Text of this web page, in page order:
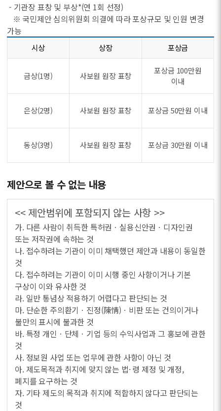
- 기관장 표창 및 부상*(연 1회 선정)
※ 국민제안 심의위원회 의결에 따라 포상규모 및 인원 변경
가능
시상 상장 포상금
금상(1명) 사보원 원장 표창
포상금 100만원
이내
은상(2명) 사보원 원장 표창 포상금 50만원 이내
동상(3명) 사보원 원장 표창 포상금 30만원 이내
제안으로 볼 수 없는 내용
<< 제안범위에 포함되지 않는 사항 >>
가. 다른 사람이 취득한 특허권ㆍ실용신안권ㆍ디자인권
또는 저작권에 속하는 것
나. 접수하려는 기관이 이미 채택했던 제안과 내용이 동일한
것
다. 접수하려는 기관이 이미 시행 중인 사항이거나 기본
구상이 이와 유사한 것
라. 일반 통념상 적용하기 어렵다고 판단되는 것
마. 단순한 주의환기ㆍ진정(陳情)ㆍ비판 또는 건의이거나
불만의 표시에 불과한 것
바. 특정 개인ㆍ단체ㆍ기업 등의 수익사업과 그 홍보에 관한
것
사. 정보원 사업 또는 업무에 관한 사항이 아닌 것
아. 제도목적과 취지에 맞지 않는 법· 령 제정 및 개정,
폐지를 요구하는 것
자. 기타 제도의 목적과 취지에 적합하지 않다고 판단되는
것